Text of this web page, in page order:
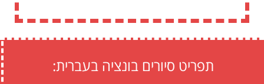
תפריט סיורים בונציה בעברית: